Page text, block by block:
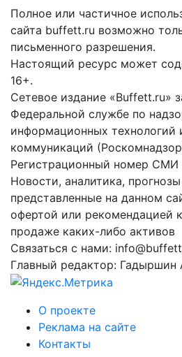
Полное или частичное
сайта buffett.ru возможно
письменного разрешения.
Настоящий ресурс может
16+.
Сетевое издание «Buffett.ru»
Федеральной службе по
информационных технологий
коммуникаций
Регистрационный номер
Новости, аналитика,
представленные на данном
офертой или рекомендацией
продаже каких-либо активов
Связаться с нами:
Главный редактор: Гадыршин
О проекте
Реклама на сайте
Контакты